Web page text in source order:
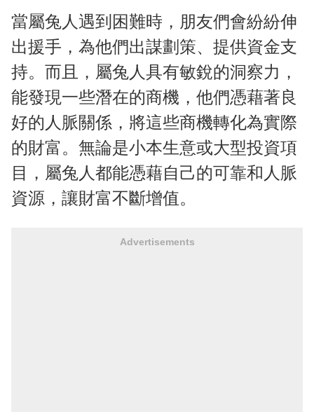
當屬兔人遇到困難時，朋友們會紛紛伸
出援手，為他們出謀劃策、提供資金支
持。而且，屬兔人具有敏銳的洞察力，
能發現一些潛在的商機，他們憑藉著良
好的人脈關係，將這些商機轉化為實際
的財富。無論是小本生意或大型投資項
目，屬兔人都能憑藉自己的可靠和人脈
資源，讓財富不斷增值。
Advertisements